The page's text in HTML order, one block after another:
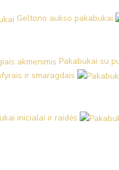
Geltono aukso pakabukai
Pakabukai su
ir smaragdais
inicialai ir raidės